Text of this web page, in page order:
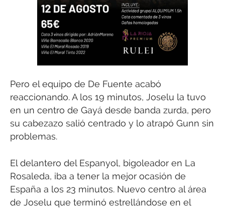
Pero el equipo de De Fuente acabó
reaccionando. A los 19 minutos, Joselu la tuvo
en un centro de Gayá desde banda zurda, pero
su cabezazo salió centrado y lo atrapó Gunn sin
problemas.
El delantero del Espanyol, bigoleador en La
Rosaleda, iba a tener la mejor ocasión de
España a los 23 minutos. Nuevo centro al área
de Joselu que terminó estrellándose en el